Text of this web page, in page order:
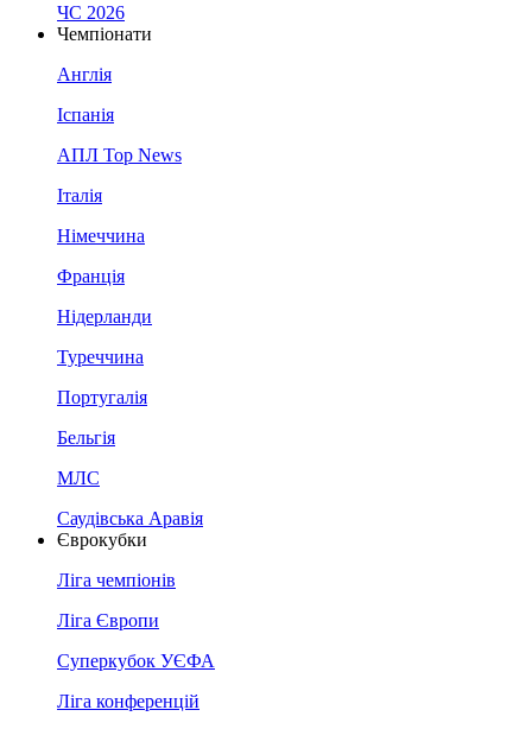
ЧС 2026
Чемпіонати
Англія
Іспанія
АПЛ Top News
Італія
Німеччина
Франція
Нідерланди
Туреччина
Португалія
Бельгія
МЛС
Саудівська Аравія
Єврокубки
Ліга чемпіонів
Ліга Європи
Суперкубок УЄФА
Ліга конференцій